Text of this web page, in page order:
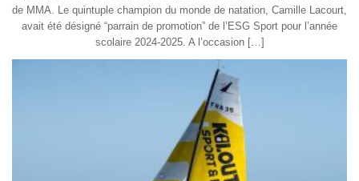
de MMA. Le quintuple champion du monde de natation, Camille Lacourt,
avait été désigné “parrain de promotion” de l’ESG Sport pour l’année
scolaire 2024-2025. A l’occasion […]